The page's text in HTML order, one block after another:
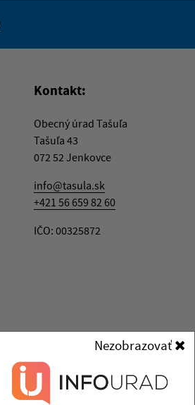
Nezobrazovať
Kontakt:
Obecný úrad Tašuľa
Tašuľa 43
072 52 Jenkovce
info@tasula.sk
+421 56 659 82 60
IČO: 00325872